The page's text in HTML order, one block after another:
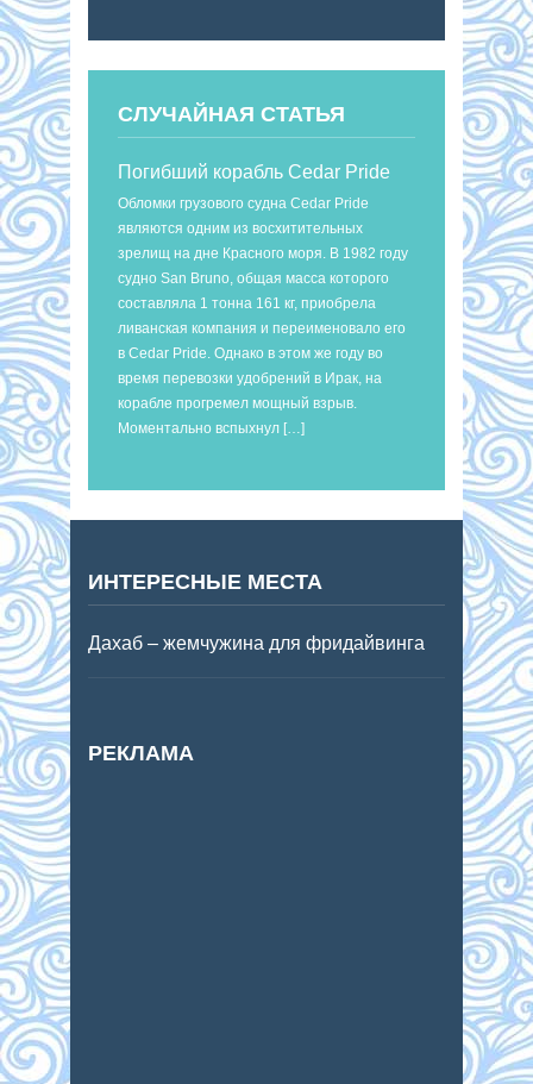
СЛУЧАЙНАЯ СТАТЬЯ
Погибший корабль Cedar Pride
Обломки грузового судна Cedar Pride
являются одним из восхитительных
зрелищ на дне Красного моря. В 1982 году
судно San Bruno, общая масса которого
составляла 1 тонна 161 кг, приобрела
ливанская компания и переименовало его
в Cedar Pride. Однако в этом же году во
время перевозки удобрений в Ирак, на
корабле прогремел мощный взрыв.
Моментально вспыхнул […]
ИНТЕРЕСНЫЕ МЕСТА
Дахаб – жемчужина для фридайвинга
РЕКЛАМА